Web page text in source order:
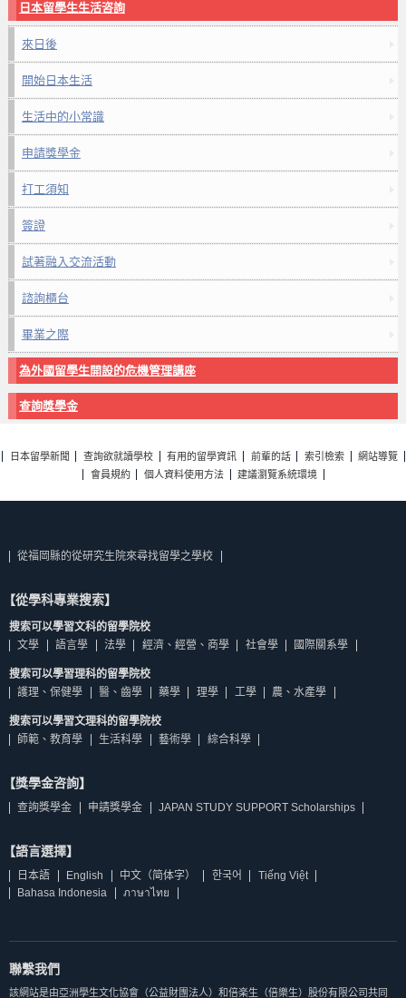
日本留學生生活咨詢
來日後
開始日本生活
生活中的小常識
申請獎學金
打工須知
簽證
試著融入交流活動
諮詢櫃台
畢業之際
為外國留學生開設的危機管理講座
查詢獎學金
日本留學新聞 查詢欲就讀學校 有用的留學資訊 前輩的話 索引檢索
網站導覽
會員規約
個人資料使用方法 建議瀏覽系統環境
從福岡縣的從研究生院來尋找留學之學校
【從學科專業搜索】
搜索可以學習文科的留學院校
文學
語言學 法學 經濟、經營、商學 社會學 國際關系學
搜索可以學習理科的留學院校
護理、保健學
醫、齒學 藥學 理學 工學 農、水產學
搜索可以學習文理科的留學院校
師範、教育學
生活科學 藝術學 綜合科學
【獎學金咨詢】
查詢獎學金 申請獎學金 JAPAN STUDY SUPPORT Scholarships
【語言選擇】
日本語 English 中文（简体字） 한국어
Tiếng Việt
Bahasa Indonesia
ภาษาไทย
聯繫我們
該網站是由亞洲學生文化協會（公益財團法人）和倍楽生（倍樂生）股份有限公司共同